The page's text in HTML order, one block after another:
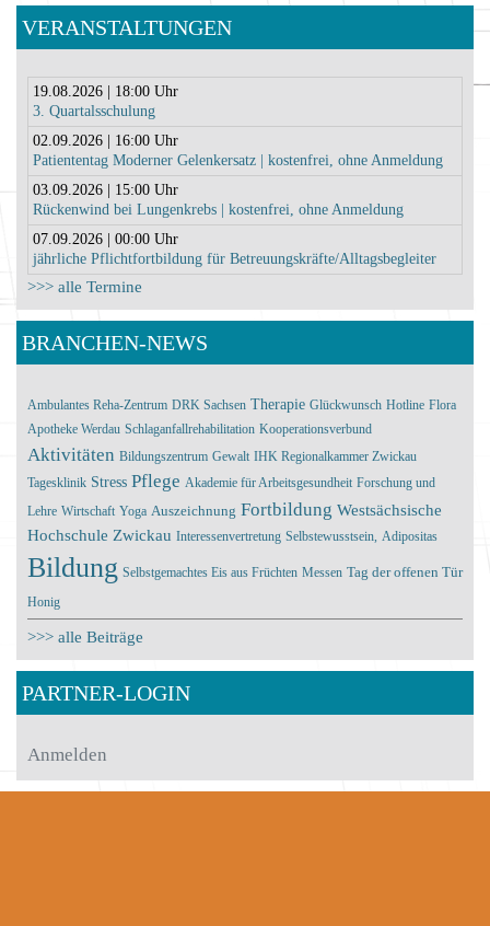
VERANSTALTUNGEN
19.08.2026 | 18:00 Uhr
3. Quartalsschulung
02.09.2026 | 16:00 Uhr
Patiententag Moderner Gelenkersatz | kostenfrei, ohne Anmeldung
03.09.2026 | 15:00 Uhr
Rückenwind bei Lungenkrebs | kostenfrei, ohne Anmeldung
07.09.2026 | 00:00 Uhr
jährliche Pflichtfortbildung für Betreuungskräfte/Alltagsbegleiter
>>> alle Termine
BRANCHEN-NEWS
Ambulantes Reha-Zentrum DRK Sachsen Therapie Glückwunsch Hotline Flora
Apotheke Werdau Schlaganfallrehabilitation Kooperationsverbund
Aktivitäten Bildungszentrum Gewalt IHK Regionalkammer Zwickau
Tagesklinik Stress Pflege Akademie für Arbeitsgesundheit Forschung und
Lehre Wirtschaft Yoga Auszeichnung Fortbildung Westsächsische
Hochschule Zwickau Interessenvertretung Selbstewusstsein, Adipositas
Bildung Selbstgemachtes Eis aus Früchten Messen Tag der offenen Tür
Honig
>>> alle Beiträge
PARTNER-LOGIN
Anmelden